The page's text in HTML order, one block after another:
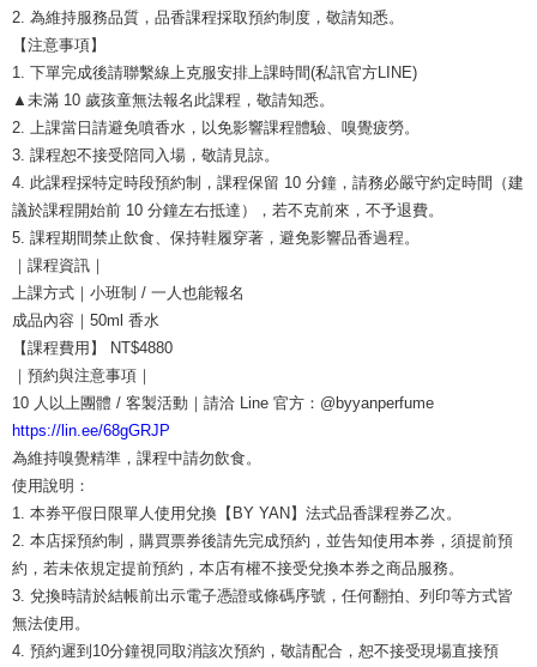
2. 為維持服務品質，品香課程採取預約制度，敬請知悉。
【注意事項】
1. 下單完成後請聯繫線上克服安排上課時間(私訊官方LINE)
▲未滿 10 歲孩童無法報名此課程，敬請知悉。
2. 上課當日請避免噴香水，以免影響課程體驗、嗅覺疲勞。
3. 課程恕不接受陪同入場，敬請見諒。
4. 此課程採特定時段預約制，課程保留 10 分鐘，請務必嚴守約定時間（建
議於課程開始前 10 分鐘左右抵達），若不克前來，不予退費。
5. 課程期間禁止飲食、保持鞋履穿著，避免影響品香過程。
｜課程資訊｜
上課方式｜小班制 / 一人也能報名
成品內容｜50ml 香水
【課程費用】 NT$4880
｜預約與注意事項｜
10 人以上團體 / 客製活動｜請洽 Line 官方：@byyanperfume
https://lin.ee/68gGRJP
為維持嗅覺精準，課程中請勿飲食。
使用說明：
1. 本券平假日限單人使用兌換【BY YAN】法式品香課程券乙次。
2. 本店採預約制，購買票券後請先完成預約，並告知使用本券，須提前預
約，若未依規定提前預約，本店有權不接受兌換本券之商品服務。
3. 兌換時請於結帳前出示電子憑證或條碼序號，任何翻拍、列印等方式皆
無法使用。
4. 預約遲到10分鐘視同取消該次預約，敬請配合，恕不接受現場直接預